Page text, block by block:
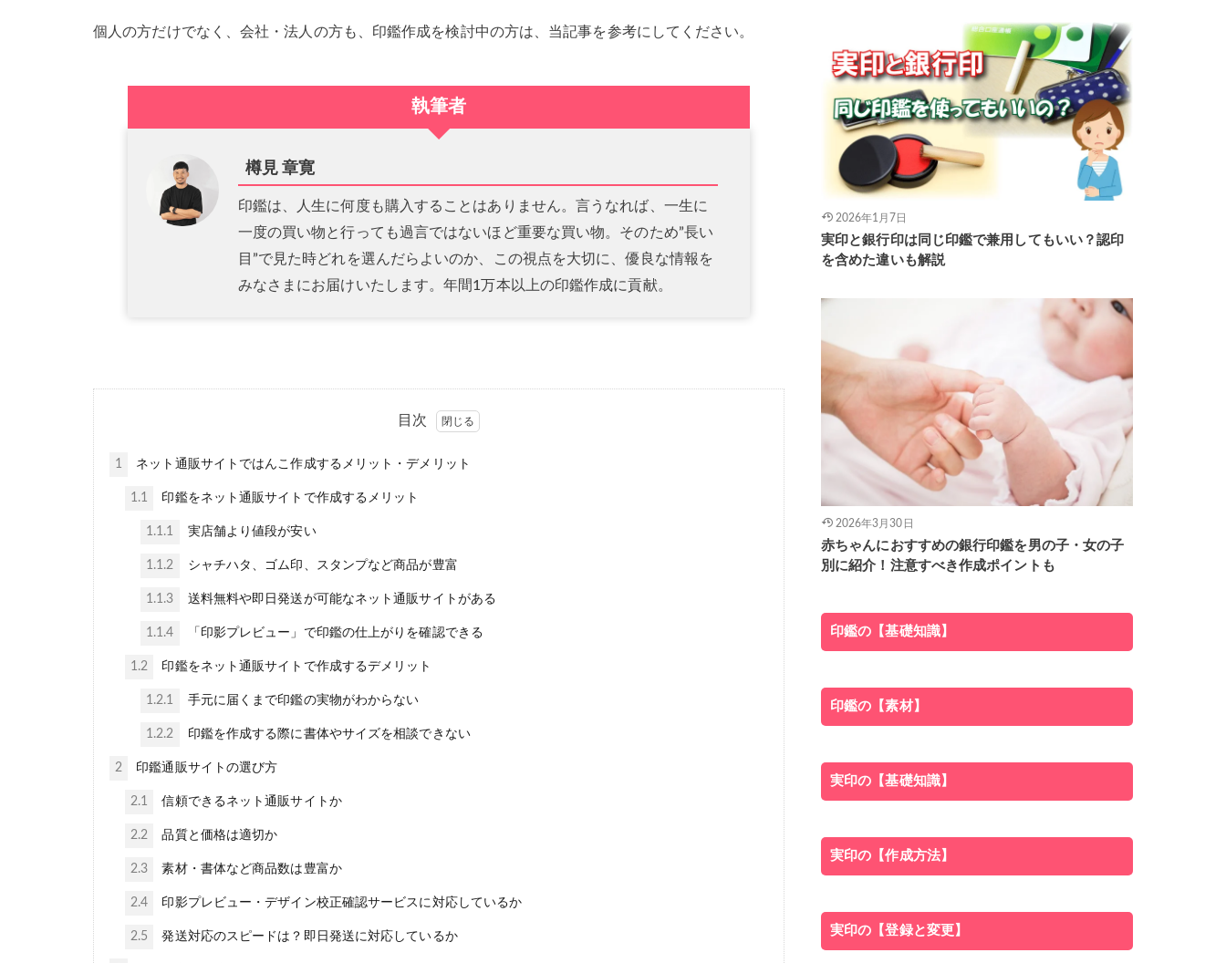
個人の方だけでなく、会社・法人の方も、印鑑作成を検討中の方は、当記事を参考にしてください。
執筆者
樽見 章寛
印鑑は、人生に何度も購入することはありません。言うなれば、一生に
一度の買い物と行っても過言ではないほど重要な買い物。そのため”長い
目”で見た時どれを選んだらよいのか、この視点を大切に、優良な情報を
みなさまにお届けいたします。年間1万本以上の印鑑作成に貢献。
目次
1 ネット通販サイトではんこ作成するメリット・デメリット
1.1 印鑑をネット通販サイトで作成するメリット
1.1.1 実店舗より値段が安い
1.1.2 シャチハタ、ゴム印、スタンプなど商品が豊富
1.1.3 送料無料や即日発送が可能なネット通販サイトがある
1.1.4 「印影プレビュー」で印鑑の仕上がりを確認できる
1.2 印鑑をネット通販サイトで作成するデメリット
1.2.1 手元に届くまで印鑑の実物がわからない
1.2.2 印鑑を作成する際に書体やサイズを相談できない
2 印鑑通販サイトの選び方
2.1 信頼できるネット通販サイトか
2.2 品質と価格は適切か
2.3 素材・書体など商品数は豊富か
2.4 印影プレビュー・デザイン校正確認サービスに対応しているか
2.5 発送対応のスピードは？即日発送に対応しているか
2026年1月7日
実印と銀行印は同じ印鑑で兼用してもいい？認印
を含めた違いも解説
2026年3月30日
赤ちゃんにおすすめの銀行印鑑を男の子・女の子
別に紹介！注意すべき作成ポイントも
印鑑の【基礎知識】
印鑑の【素材】
実印の【基礎知識】
実印の【作成方法】
実印の【登録と変更】